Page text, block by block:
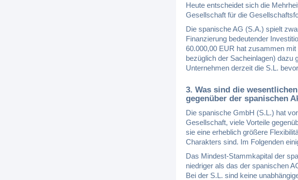
Heute entscheidet sich die
Gesellschaft für die
Die spanische AG (S.A.) spielt
Finanzierung bedeutender
60.000,00 EUR hat zusammen
bezüglich der Sacheinlagen) dazu
Unternehmen derzeit die S.L.
3. Was sind die
gegenüber der spanischen
Die spanische GmbH (S.L.) hat
Gesellschaft, viele Vorteile
sie eine erheblich größere
Charakters sind. Im Folgenden
Das Mindest-Stammkapital der
niedriger als das der spanischen
Bei der S.L. sind keine